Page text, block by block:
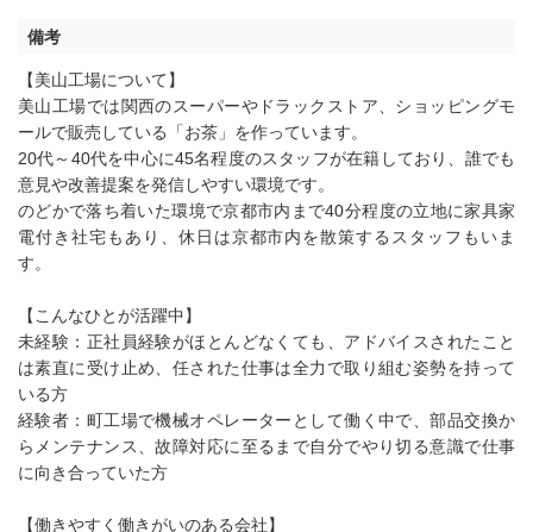
備考
【美山工場について】
美山工場では関西のスーパーやドラックストア、ショッピングモ
ールで販売している「お茶」を作っています。
20代～40代を中心に45名程度のスタッフが在籍しており、誰でも
意見や改善提案を発信しやすい環境です。
のどかで落ち着いた環境で京都市内まで40分程度の立地に家具家
電付き社宅もあり、休日は京都市内を散策するスタッフもいま
す。
【こんなひとが活躍中】
未経験：正社員経験がほとんどなくても、アドバイスされたこと
は素直に受け止め、任された仕事は全力で取り組む姿勢を持って
いる方
経験者：町工場で機械オペレーターとして働く中で、部品交換か
らメンテナンス、故障対応に至るまで自分でやり切る意識で仕事
に向き合っていた方
【働きやすく働きがいのある会社】